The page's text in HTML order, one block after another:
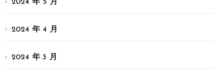
2024 年 5 月
2024 年 4 月
2024 年 3 月